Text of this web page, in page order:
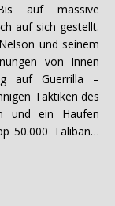
auf massive
auf sich gestellt.
und seinem
von Innen
auf Guerrilla –
Taktiken des
und ein Haufen
50.000 Taliban…